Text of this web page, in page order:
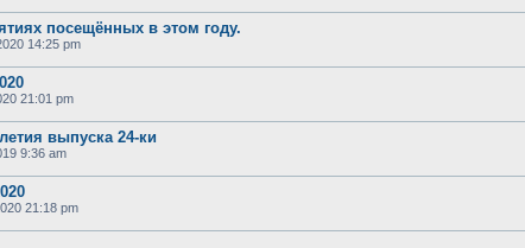
посещённых в этом году.
14:25 pm
21:01 pm
выпуска 24-ки
9:36 am
21:18 pm